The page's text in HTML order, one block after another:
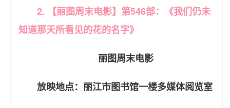
2. 【丽图周末电影】第546部：《我们仍未
知道那天所看见的花的名字》
丽图周末电影
放映地点：丽江市图书馆一楼多媒体阅览室